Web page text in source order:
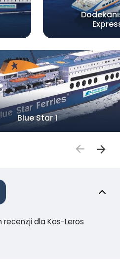
Blue Star 1
dla Kos-Leros